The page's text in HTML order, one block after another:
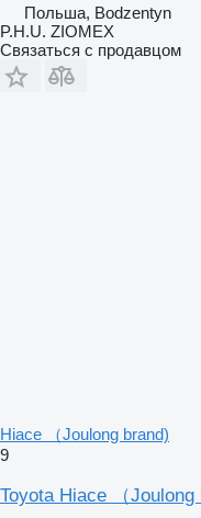
Польша, Bodzentyn
P.H.U. ZIOMEX
Связаться с продавцом
Hiace （Joulong brand)
9
Toyota Hiace （Joulong